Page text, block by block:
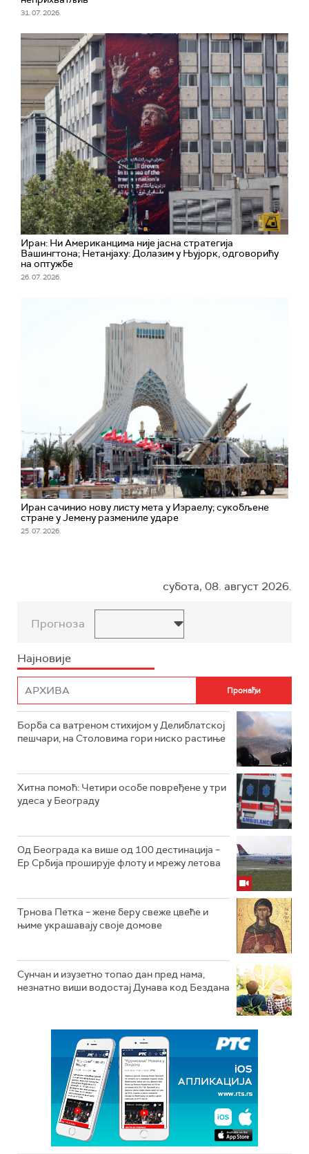
31. 07. 2026.
Иран: Ни Американцима није јасна стратегија
Вашингтона; Нетанјаху: Долазим у Њујорк, одговорићу
на оптужбе
26. 07. 2026.
Иран сачинио нову листу мета у Израелу; сукобљене
стране у Јемену размениле ударе
25. 07. 2026.
субота, 08. август 2026.
Прогноза
Најновије
Борба са ватреном стихијом у Делиблатској
пешчари, на Столовима гори ниско растиње
Хитна помоћ: Четири особе повређене у три
удеса у Београду
Од Београда ка више од 100 дестинација –
Ер Србија проширује флоту и мрежу летова
Трнова Петка – жене беру свеже цвеће и
њиме украшавају своје домове
Сунчан и изузетно топао дан пред нама,
незнатно виши водостај Дунава код Бездана